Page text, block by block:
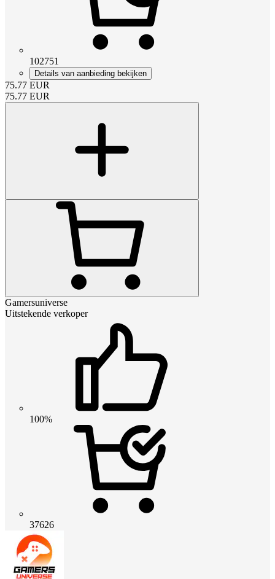
102751
Details van aanbieding bekijken
75.77 EUR
75.77 EUR
Gamersuniverse
Uitstekende verkoper
100%
37626